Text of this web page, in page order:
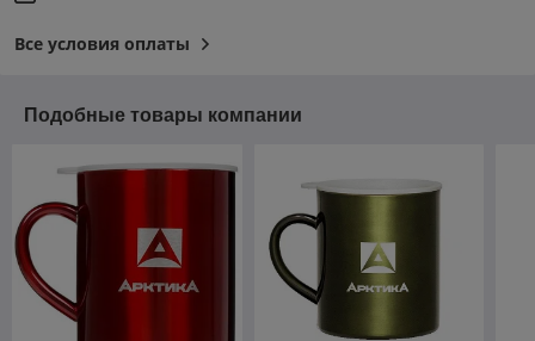
Все условия оплаты
Подобные товары компании